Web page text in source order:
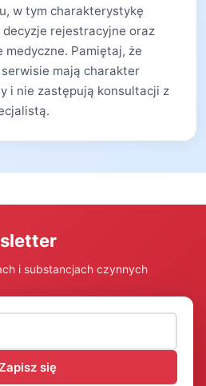
w tym charakterystykę
rejestracyjne oraz
Pamiętaj, że
mają charakter
i nie zastępują konsultacji z
i substancjach czynnych
się